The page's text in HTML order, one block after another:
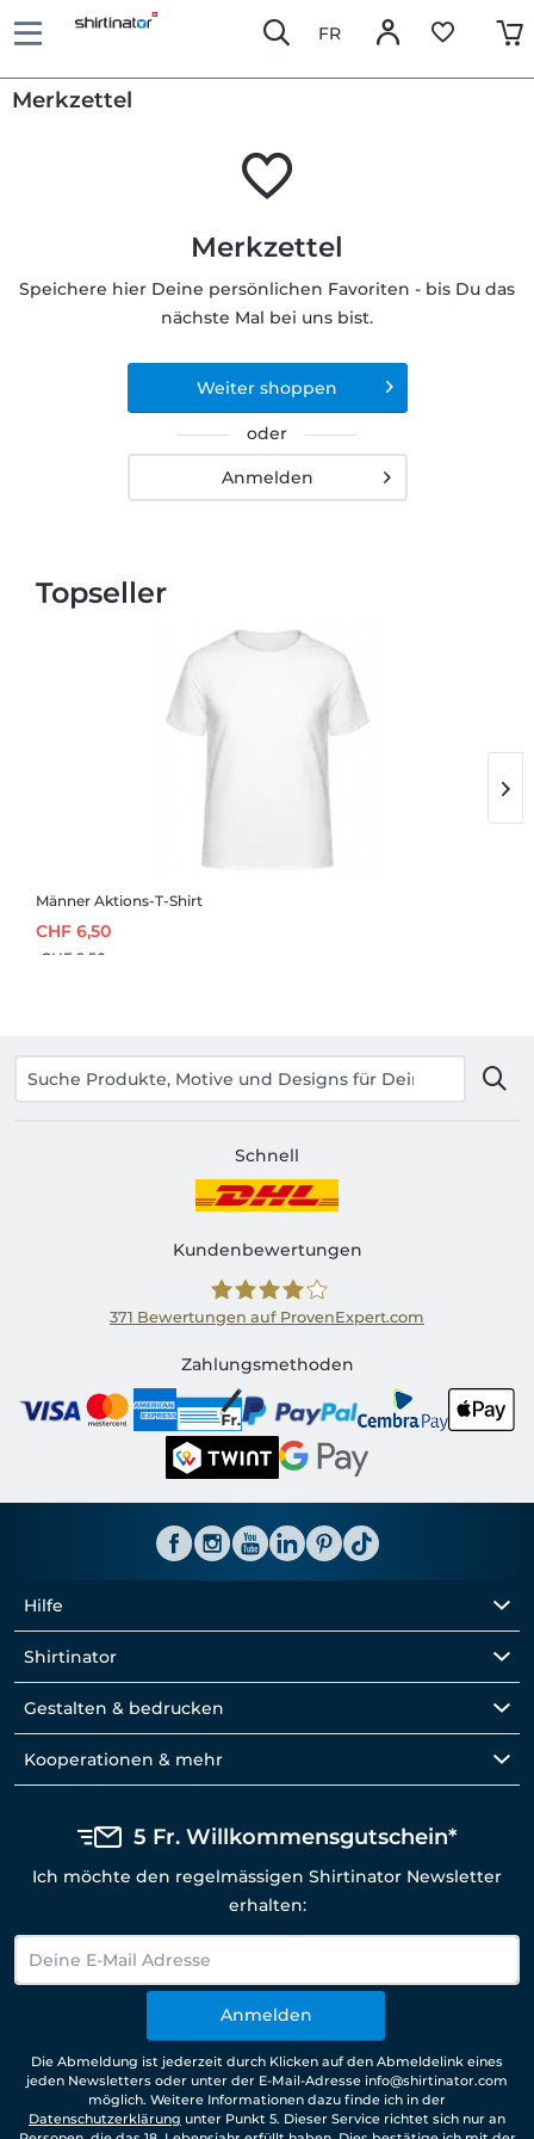
FR
Merkzettel
Merkzettel
Speichere hier Deine persönlichen Favoriten - bis Du das
nächste Mal bei uns bist.
Weiter shoppen
oder
Anmelden
Topseller
Männer Aktions-T-Shirt
CHF 6,50
CHF 9,50
Schnell
Kundenbewertungen
Shirtinator CH
371 Bewertungen auf ProvenExpert.com
Zahlungsmethoden
Hilfe
Shirtinator
Gestalten & bedrucken
Kooperationen & mehr
5 Fr. Willkommensgutschein*
Ich möchte den regelmässigen Shirtinator Newsletter
erhalten:
Anmelden
Die Abmeldung ist jederzeit durch Klicken auf den Abmeldelink eines
jeden Newsletters oder unter der E-Mail-Adresse info@shirtinator.com
möglich. Weitere Informationen dazu finde ich in der
Datenschutzerklärung unter Punkt 5. Dieser Service richtet sich nur an